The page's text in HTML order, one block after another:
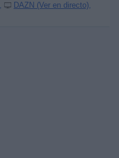
DAZN (Ver en directo)